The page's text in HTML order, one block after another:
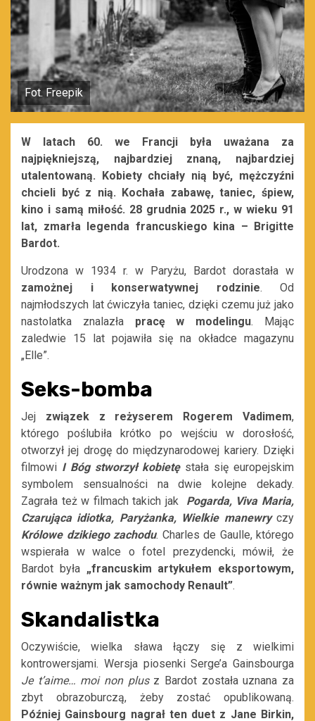
Fot. Freepik
W latach 60. we Francji była uważana za
najpiękniejszą, najbardziej znaną, najbardziej
utalentowaną. Kobiety chciały nią być, mężczyźni
chcieli być z nią. Kochała zabawę, taniec, śpiew,
kino i samą miłość. 28 grudnia 2025 r., w wieku 91
lat, zmarła legenda francuskiego kina – Brigitte
Bardot.
Urodzona w 1934 r. w Paryżu, Bardot dorastała w
zamożnej i konserwatywnej rodzinie. Od
najmłodszych lat ćwiczyła taniec, dzięki czemu już jako
nastolatka znalazła pracę w modelingu. Mając
zaledwie 15 lat pojawiła się na okładce magazynu
„Elle”.
Seks-bomba
Jej związek z reżyserem Rogerem Vadimem,
którego poślubiła krótko po wejściu w dorosłość,
otworzył jej drogę do międzynarodowej kariery. Dzięki
filmowi I Bóg stworzył kobietę stała się europejskim
symbolem sensualności na dwie kolejne dekady.
Zagrała też w filmach takich jak Pogarda, Viva Maria,
Czarująca idiotka, Paryżanka, Wielkie manewry czy
Królowe dzikiego zachodu. Charles de Gaulle, którego
wspierała w walce o fotel prezydencki, mówił, że
Bardot była „francuskim artykułem eksportowym,
równie ważnym jak samochody Renault”.
Skandalistka
Oczywiście, wielka sława łączy się z wielkimi
kontrowersjami. Wersja piosenki Serge’a Gainsbourga
Je t’aime… moi non plusz Bardot została uznana za
zbyt obrazoburczą, żeby zostać opublikowaną.
Później Gainsbourg nagrał ten duet z Jane Birkin,